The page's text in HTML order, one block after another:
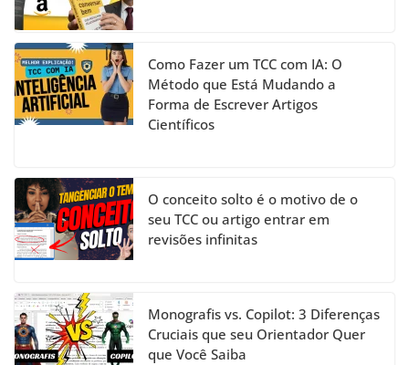
Como Fazer um TCC com IA: O
Método que Está Mudando a
Forma de Escrever Artigos
Científicos
O conceito solto é o motivo de o
seu TCC ou artigo entrar em
revisões infinitas
Monografis vs. Copilot: 3 Diferenças
Cruciais que seu Orientador Quer
que Você Saiba